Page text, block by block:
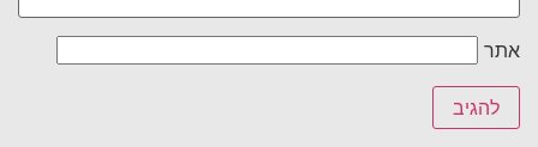
אתר